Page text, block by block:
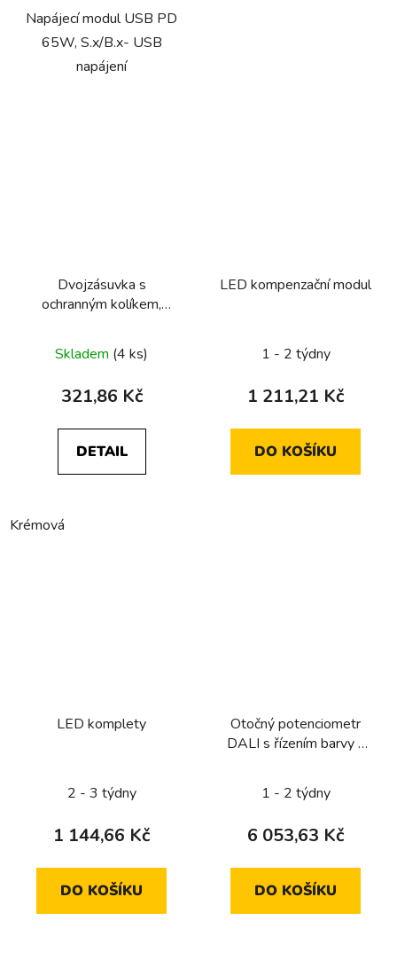
Napájecí modul USB PD
65W, S.x/B.x- USB
napájení
Dvojzásuvka s
ochranným kolíkem,
Skladem (4 ks)
321,86 Kč
DETAIL
Krémová
LED kompenzační modul
1 - 2 týdny
1 211,21 Kč
DO KOŠÍKU
LED komplety
2 - 3 týdny
1 144,66 Kč
DO KOŠÍKU
Otočný potenciometr
DALI s řízením barvy a
napájecím zdrojem
1 - 2 týdny
6 053,63 Kč
DO KOŠÍKU